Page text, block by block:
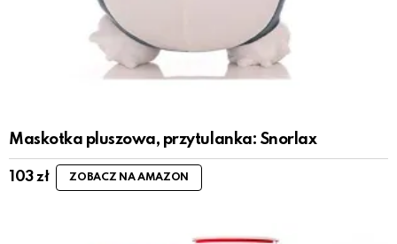
Maskotka pluszowa, przytulanka: Snorlax
103zł ZOBACZ NA AMAZON